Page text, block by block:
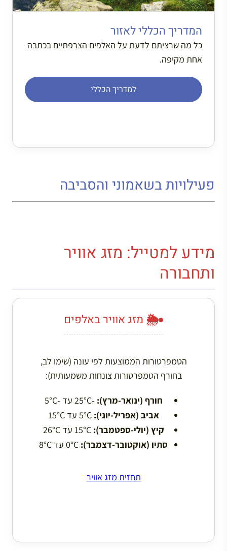
המדריך הכללי לאזור
כל מה שרציתם לדעת על האלפים הצרפתיים בכתבה
אחת מקיפה.
למדריך הכללי
פעילויות בשאמוני והסביבה
מידע למטייל: מזג אוויר
ותחבורה
🌦️ מזג אוויר באלפים
הטמפרטורות הממוצעות לפי עונה (שימו לב,
בחורף הטמפרטורות צונחות משמעותית):
חורף (ינואר-מרץ): -25°C עד -5°C
אביב (אפריל-יוני): 5°C עד 15°C
קיץ (יולי-ספטמבר): 15°C עד 26°C
סתיו (אוקטובר-דצמבר):
תחזית מזג אוויר